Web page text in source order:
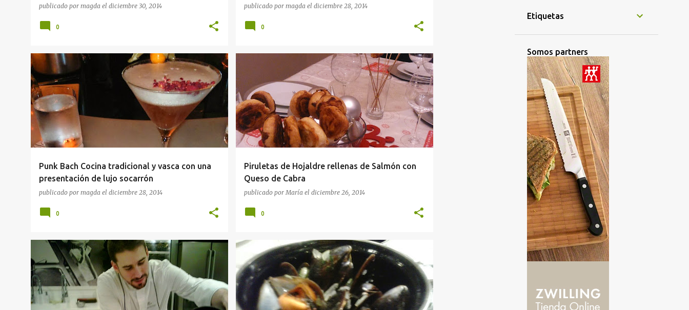
publicado por magda el diciembre 30, 2014
0
publicado por magda el diciembre 28, 2014
0
Punk Bach Cocina tradicional y vasca con una
presentación de lujo socarrón
publicado por magda el diciembre 28, 2014
RESTAURANTES RESTAURANTES EN MADRID
0
Piruletas de Hojaldre rellenas de Salmón con
Queso de Cabra
publicado por María el diciembre 26, 2014
RECETAS NIÑO
0
NOTICIAS GASTRONÓMICAS NOTICIAS GASTRONÓMICAS
noviembre
2023
marzo
2016
julio
junio
mayo
abril
marzo
2015
diciembre
noviembre
octubre
agosto
Etiquetas
Somos partners